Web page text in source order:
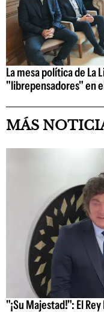
La mesa política de La
"librepensadores" en
MÁS
"¡Su Majestad!": El